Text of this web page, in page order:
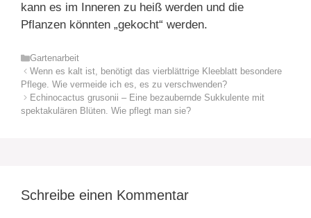
kann es im Inneren zu heiß werden und die
Pflanzen könnten „gekocht“ werden.
Kategorien
Gartenarbeit
Wenn es kalt ist, benötigt das vierblättrige Kleeblatt besondere
Pflege. Wie vermeide ich es, es zu verschwenden?
Echinocactus grusonii – Eine bezaubernde Sukkulente mit
spektakulären Blüten. Wie pflegt man sie?
Schreibe einen Kommentar